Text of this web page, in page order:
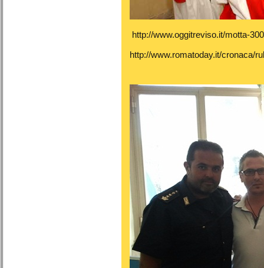
http://www.oggitreviso.it/motta-
http://www.romatoday.it/cronaca/